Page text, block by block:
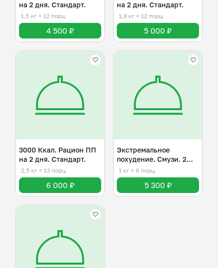
на 2 дня. Стандарт.
1,5 кг ≈ 12 порц.
4 500 ₽
на 2 дня. Стандарт.
1,8 кг ≈ 12 порц.
5 000 ₽
3000 Ккал. Рацион ПП
на 2 дня. Стандарт.
2,5 кг ≈ 13 порц.
6 000 ₽
Экстремальное
похудение. Смузи. 2
дня.
1 кг ≈ 6 порц.
5 300 ₽